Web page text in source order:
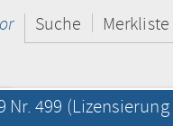
Suche Merkliste
Nr. 499